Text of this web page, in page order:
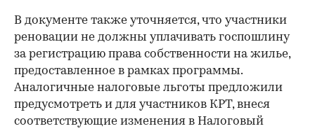
В документе также уточняется, что участники
реновации не должны уплачивать госпошлину
за регистрацию права собственности на жилье,
предоставленное в рамках программы.
Аналогичные налоговые льготы предложили
предусмотреть и для участников КРТ, внеся
соответствующие изменения в Налоговый